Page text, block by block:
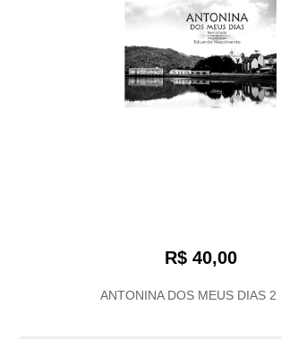
R$ 40,00
ANTONINA DOS MEUS DIAS 2